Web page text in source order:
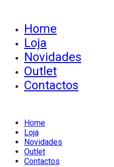
Home
Loja
Novidades
Outlet
Contactos
Home
Loja
Novidades
Outlet
Contactos